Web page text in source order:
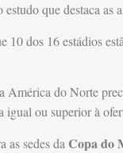
que destaca as
10 dos 16 estádios
América do Norte
igual ou superior à
as sedes da Copa do